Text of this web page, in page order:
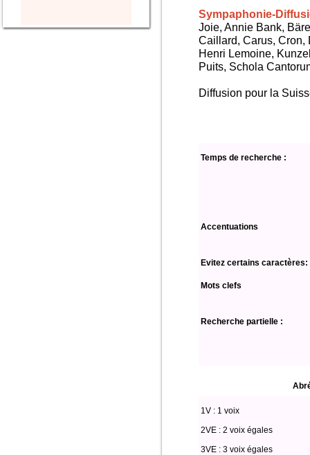
Sympaphonie-
Joie, Annie Bank,
Caillard, Carus, Cron,
Henri Lemoine,
Puits, Schola
Diffusion pour la
Temps de recherche :
Accentuations
Evitez certains caractères:
Mots clefs
Recherche partielle :
1V : 1 voix
2VE : 2 voix égales
3VE : 3 voix égales